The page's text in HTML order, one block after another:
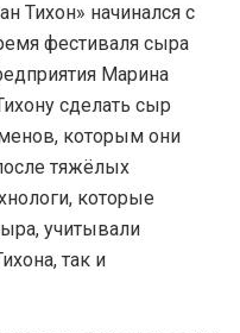
Тихон» начинался с
фестиваля сыра
Марина
сделать сыр
которым они
тяжёлых
которые
учитывали
так и